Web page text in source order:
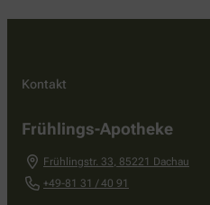
Kontakt
Frühlings-Apotheke
Frühlingstr. 33, 85221 Dachau
+49-81 31 / 40 91